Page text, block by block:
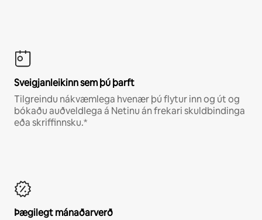
Sveigjanleikinn sem þú þarft
Tilgreindu nákvæmlega hvenær þú flytur inn og út og
bókaðu auðveldlega á Netinu án frekari skuldbindinga
eða skriffinnsku.*
Þægilegt mánaðarverð